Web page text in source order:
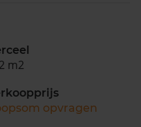
m2
opvragen